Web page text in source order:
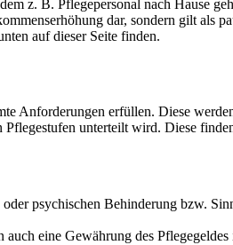
z. B. Pflegepersonal nach Hause
dar, sondern gilt als
auf dieser Seite finden.
Anforderungen erfüllen. Diese
unterteilt wird. Diese
psychischen Behinderung bzw.
eine Gewährung des